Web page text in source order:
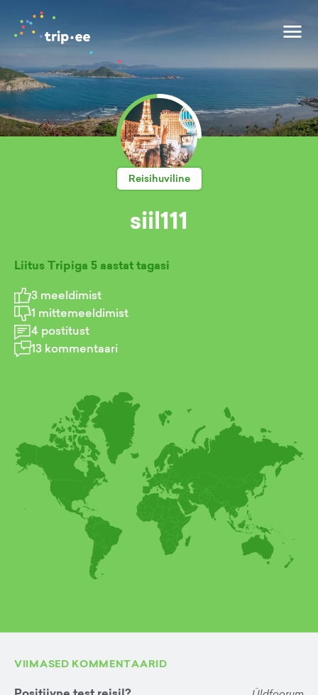
Reisihuviline
siil111
Liitus Tripiga 5 aastat tagasi
3 meeldimist
1 mittemeeldimist
4 postitust
13 kommentaari
VIIMASED KOMMENTAARID